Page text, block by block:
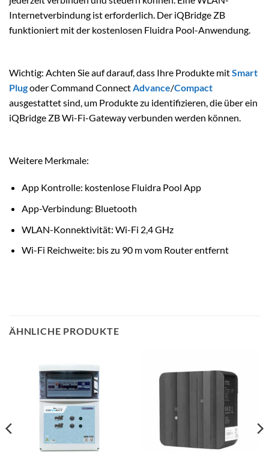
Internetverbindung ist erforderlich. Der iQBridge ZB
funktioniert mit der kostenlosen Fluidra Pool-Anwendung.
Wichtig: Achten Sie auf darauf, dass Ihre Produkte mitSmart
Plugoder Command ConnectAdvance/Compact
ausgestattet sind, um Produkte zu identifizieren, die über ein
iQBridge ZB Wi-Fi-Gateway verbunden werden können.
Weitere Merkmale:
App Kontrolle: kostenlose Fluidra Pool App
App-Verbindung: Bluetooth
WLAN-Konnektivität: Wi-Fi 2,4 GHz
Wi-Fi Reichweite: bis zu 90 m vom Router entfernt
ÄHNLICHE PRODUKTE